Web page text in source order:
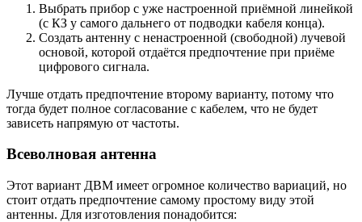
Выбрать прибор с уже настроенной приёмной линейкой
(с КЗ у самого дальнего от подводки кабеля конца).
Создать антенну с ненастроенной (свободной) лучевой
основой, которой отдаётся предпочтение при приёме
цифрового сигнала.
Лучше отдать предпочтение второму варианту, потому что
тогда будет полное согласование с кабелем, что не будет
зависеть напрямую от частоты.
Всеволновая антенна
Этот вариант ДВМ имеет огромное количество вариаций, но
стоит отдать предпочтение самому простому виду этой
антенны. Для изготовления понадобится: